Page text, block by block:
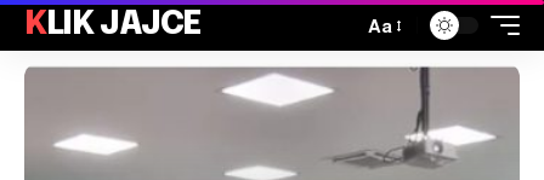
KLIK JAJCE Aa